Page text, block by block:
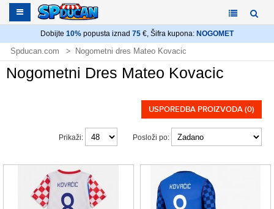
Dobijte 10% popusta iznad 75 €, Šifra kupona: NOGOMET
Spducan.com Nogometni dres Mateo Kovacic
Nogometni Dres Mateo Kovacic
USPOREDBA PROIZVODA (0)
Posloži po:
Prikaži: